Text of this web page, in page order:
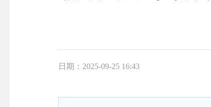
日期：2025-09-25 16:43